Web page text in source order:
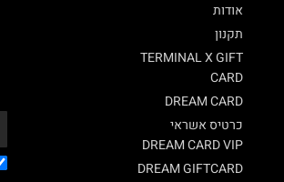
אודות
תקנון
TERMINAL X GIFT
CARD
DREAM CARD
כרטיס אשראי
DREAM CARD VIP
DREAM GIFTCARD